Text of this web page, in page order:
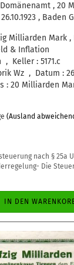
, 20
,
Milliarden Mark
& Inflation
, Keller : 5171.c
Wz , Datum :
: 20 Milliarden
(Ausland
nach § 25a
Die
IN DEN